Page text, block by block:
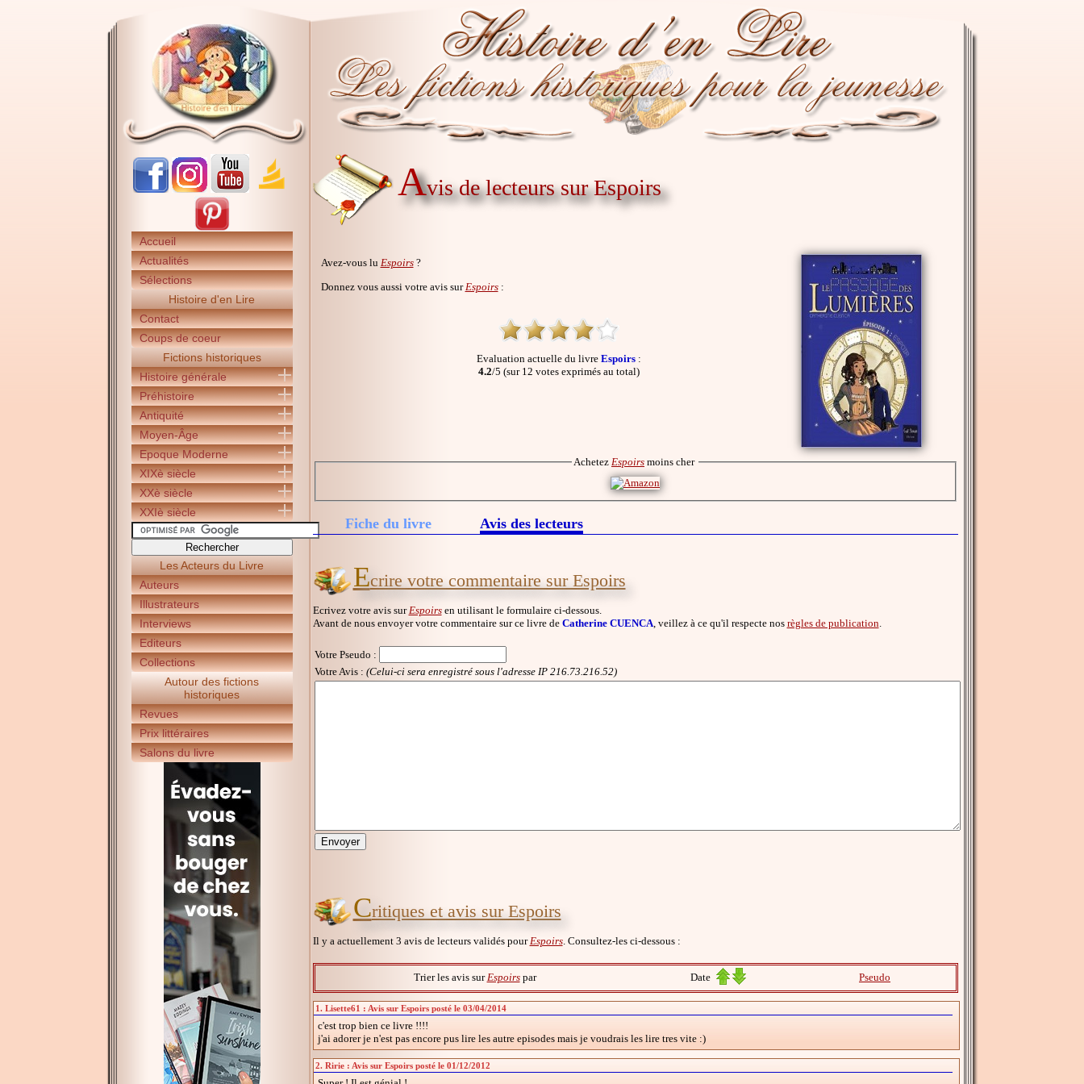
Accueil
Actualités
Sélections
Histoire d'en Lire
Contact
Coups de coeur
Fictions historiques
Histoire générale
Préhistoire
Antiquité
Moyen-Âge
Epoque Moderne
XIXè siècle
XXè siècle
XXIè siècle
Les Acteurs du Livre
Auteurs
Illustrateurs
Interviews
Editeurs
Collections
Autour des fictions
historiques
Revues
Prix littéraires
Salons du livre
Avis de lecteurs sur Espoirs
Avez-vous lu Espoirs?
Donnez vous aussi votre avis sur Espoirs:
Evaluation actuelle du livre Espoirs:
4.2/5 (sur 12 votes exprimés au total)
Achetez Espoirs moins cher
Fiche du livre Avis des lecteurs
Ecrire votre commentaire sur Espoirs
Ecrivez votre avis sur Espoirsen utilisant le formulaire ci-dessous.
Avant de nous envoyer votre commentaire sur ce livre de Catherine CUENCA, veillez à ce qu'il respecte nos règles de publication
Votre Pseudo :
Votre Avis : (Celui-ci sera enregistré sous l'adresse IP 216.73.216.52)
Critiques et avis sur Espoirs
Il y a actuellement 3 avis de lecteurs validés pourEspoirs. Consultez-les ci-dessous :
Trier les avis sur Espoirspar Date Pseudo
1. Lisette61 : Avis sur Espoirs posté le 03/04/2014
c'est trop bien ce livre !!!!
j'ai adorer je n'est pas encore pus lire les autre episodes mais je voudrais les lire tres vite :)
2. Ririe : Avis sur Espoirs posté le 01/12/2012